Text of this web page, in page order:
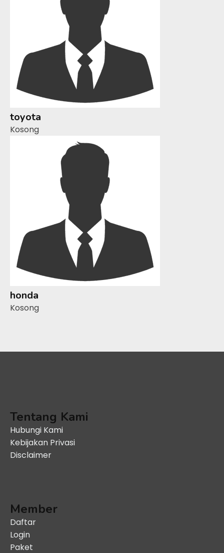
toyota
Kosong
honda
Kosong
Tentang Kami
Hubungi Kami
Kebijakan Privasi
Disclaimer
Member
Daftar
Login
Paket